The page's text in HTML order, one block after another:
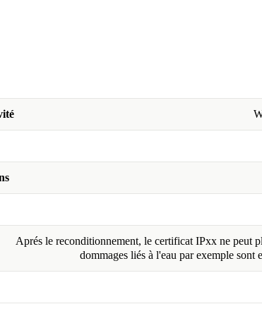
Aprés le reconditionnement, le certificat IPxx ne peut
dommages liés à l'eau par exemple sont